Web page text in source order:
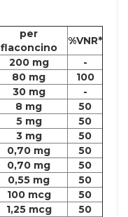
per
flaconcino
%VNR*
200 mg
-
80 mg
100
30 mg
-
8 mg
50
5 mg
50
3 mg
50
0,70 mg
50
0,70 mg
50
0,55 mg
50
100 mcg
50
1,25 mcg
50